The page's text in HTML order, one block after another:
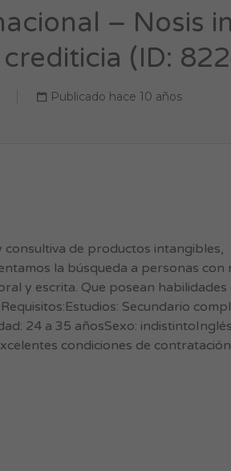
– Nosis
(ID:
Publicado hace 10 años
de productos intangibles,
la búsqueda a personas con
y escrita. Que posean habilidades
Secundario
24 a 35 añosSexo:
condiciones de